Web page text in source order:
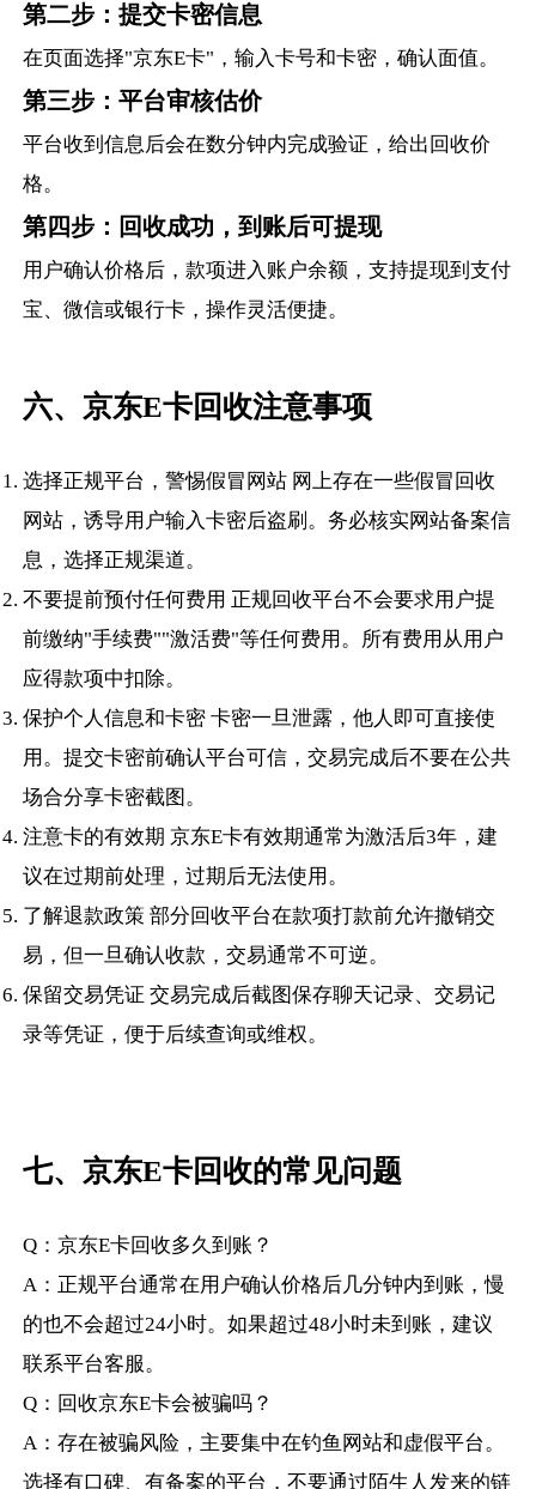
第二步：提交卡密信息
在页面选择"京东E卡"，输入卡号和卡密，确认面值。
第三步：平台审核估价
平台收到信息后会在数分钟内完成验证，给出回收价
格。
第四步：回收成功，到账后可提现
用户确认价格后，款项进入账户余额，支持提现到支付
宝、微信或银行卡，操作灵活便捷。
六、京东E卡回收注意事项
选择正规平台，警惕假冒网站 网上存在一些假冒回收
网站，诱导用户输入卡密后盗刷。务必核实网站备案信
息，选择正规渠道。
不要提前预付任何费用 正规回收平台不会要求用户提
前缴纳"手续费""激活费"等任何费用。所有费用从用户
应得款项中扣除。
保护个人信息和卡密 卡密一旦泄露，他人即可直接使
用。提交卡密前确认平台可信，交易完成后不要在公共
场合分享卡密截图。
注意卡的有效期 京东E卡有效期通常为激活后3年，建
议在过期前处理，过期后无法使用。
了解退款政策 部分回收平台在款项打款前允许撤销交
易，但一旦确认收款，交易通常不可逆。
保留交易凭证 交易完成后截图保存聊天记录、交易记
录等凭证，便于后续查询或维权。
七、京东E卡回收的常见问题
Q：京东E卡回收多久到账？
A：正规平台通常在用户确认价格后几分钟内到账，慢
的也不会超过24小时。如果超过48小时未到账，建议
联系平台客服。
Q：回收京东E卡会被骗吗？
A：存在被骗风险，主要集中在钓鱼网站和虚假平台。
选择有口碑、有备案的平台，不要通过陌生人发来的链